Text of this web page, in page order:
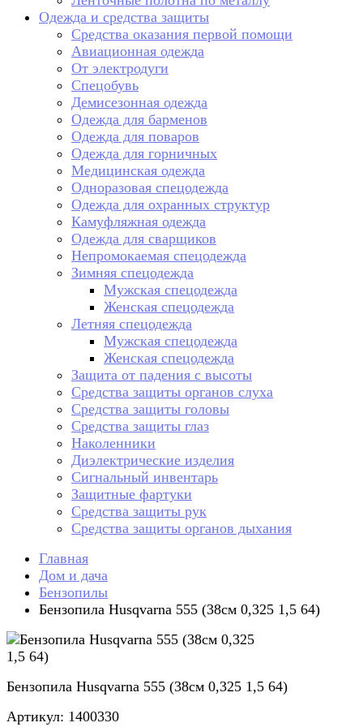
Одежда и средства защиты
Средства оказания первой помощи
Авиационная одежда
От электродуги
Спецобувь
Демисезонная одежда
Одежда для барменов
Одежда для поваров
Одежда для горничных
Медицинская одежда
Одноразовая спецодежда
Одежда для охранных структур
Камуфляжная одежда
Одежда для сварщиков
Непромокаемая спецодежда
Зимняя спецодежда
Мужская спецодежда
Женская спецодежда
Летняя спецодежда
Мужская спецодежда
Женская спецодежда
Защита от падения с высоты
Средства защиты органов слуха
Средства защиты головы
Средства защиты глаз
Наколенники
Диэлектрические изделия
Сигнальный инвентарь
Защитные фартуки
Средства защиты рук
Средства защиты органов дыхания
Главная
Дом и дача
Бензопилы
Бензопила Husqvarna 555 (38см 0,325 1,5 64)
Бензопила Husqvarna 555 (38см 0,325 1,5 64)
Артикул: 1400330